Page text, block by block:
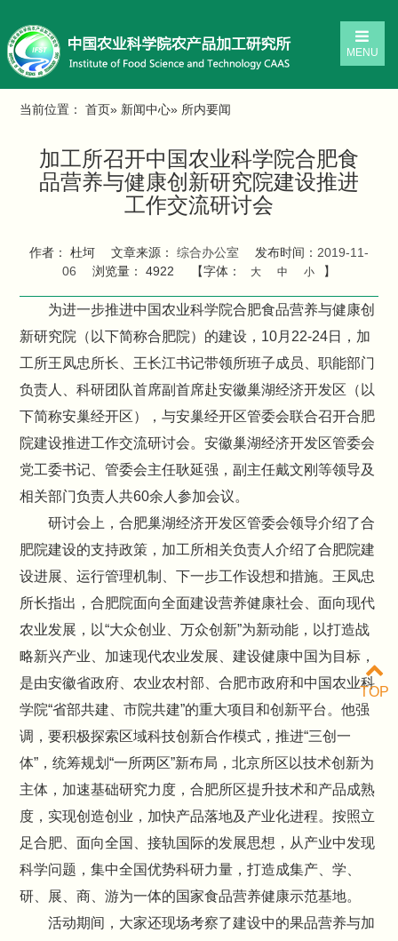
MENU
当前位置：首页» 新闻中心» 所内要闻
加工所召开中国农业科学院合肥食
品营养与健康创新研究院建设推进
工作交流研讨会
作者： 杜坷 文章来源： 综合办公室 发布时间： 2019-11-
06
浏览量： 4922 【字体： 大 中 小 】
为进一步推进中国农业科学院合肥食品营养与健康创
新研究院（以下简称合肥院）的建设，10月22-24日，加
工所王凤忠所长、王长江书记带领所班子成员、职能部门
负责人、科研团队首席副首席赴安徽巢湖经济开发区（以
下简称安巢经开区），与安巢经开区管委会联合召开合肥
院建设推进工作交流研讨会。安徽巢湖经济开发区管委会
党工委书记、管委会主任耿延强，副主任戴文刚等领导及
相关部门负责人共60余人参加会议。
研讨会上，合肥巢湖经济开发区管委会领导介绍了合
肥院建设的支持政策，加工所相关负责人介绍了合肥院建
设进展、运行管理机制、下一步工作设想和措施。王凤忠
所长指出，合肥院面向全面建设营养健康社会、面向现代
农业发展，以“大众创业、万众创新”为新动能，以打造战
略新兴产业、加速现代农业发展、建设健康中国为目标，
是由安徽省政府、农业农村部、合肥市政府和中国农业科
学院“省部共建、市院共建”的重大项目和创新平台。他强
调，要积极探索区域科技创新合作模式，推进“三创一
体”，统筹规划“一所两区”新布局，北京所区以技术创新为
主体，加速基础研究力度，合肥所区提升技术和产品成熟
度，实现创造创业，加快产品落地及产业化进程。按照立
足合肥、面向全国、接轨国际的发展思想，从产业中发现
科学问题，集中全国优势科研力量，打造成集产、学、
研、展、商、游为一体的国家食品营养健康示范基地。
活动期间，大家还现场考察了建设中的果品营养与加
TOP